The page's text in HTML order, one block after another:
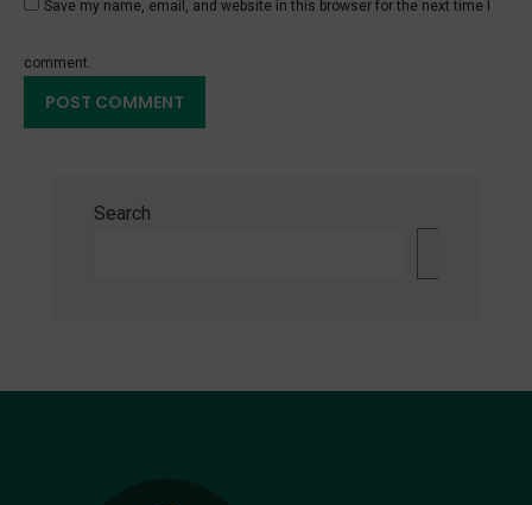
Save my name, email, and website in this browser for the next time I
comment.
Search